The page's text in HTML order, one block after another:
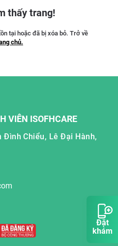
Đặt
khám
thấy trang!
tại hoặc đã bị xóa bỏ. Trở về
chủ.
VIÊN ISOFHCARE
Đình Chiểu, Lê Đại Hành,